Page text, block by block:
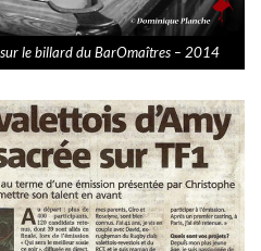
sur le billard du BarOmaîtres – 2014